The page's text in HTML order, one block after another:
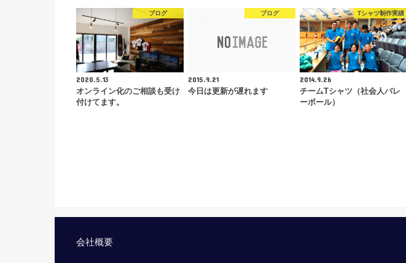
ブログ
2020.5.13
オンライン化のご相談も受け
付けてます。
ブログ
2015.9.21
今日は更新が遅れます
Tシャツ制作実績
2014.9.26
チームTシャツ（社会人バレ
ーボール）
会社概要